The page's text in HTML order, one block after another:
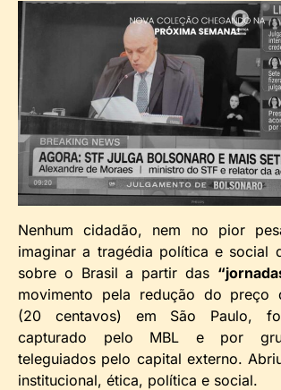
Nenhum cidadão, nem no pior
imaginar a tragédia política e social
sobre o Brasil a partir das
movimento pela redução do preço
(20 centavos) em São Paulo,
capturado pelo MBL e por
teleguiados pelo capital externo.
institucional, ética, política e social.